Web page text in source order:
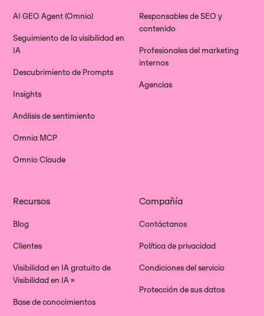
AI GEO Agent (Omnio)
Seguimiento de la visibilidad en
IA
Descubrimiento de Prompts
Insights
Análisis de sentimiento
Omnia MCP
Omnio Claude
Responsables de SEO y
contenido
Profesionales del marketing
internos
Agencias
Recursos
Blog
Clientes
Visibilidad en IA gratuito de
Visibilidad en IA »
Base de conocimientos
Compañía
Contáctanos
Política de privacidad
Condiciones del servicio
Protección de sus datos